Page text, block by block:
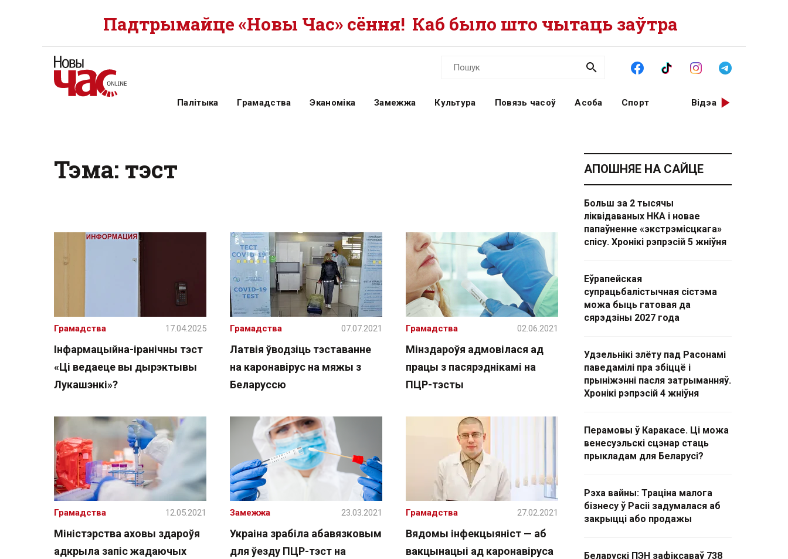
Падтрымайце «Новы Час» сёння! Каб было што чытаць заўтра
Палітыка Грамадства Эканоміка Замежжа Культура Повязь часоў Асоба Спорт Відэа
Тэма: тэст
Інфармацыйна-іранічны тэст
«Ці ведаеце вы дырэктывы
Лукашэнкі»?
Грамадства 17.04.2025
Латвія ўводзіць тэставанне
на каронавірус на мяжы з
Беларуссю
Грамадства 07.07.2021
Мінздароўя адмовілася ад
працы з пасярэднікамі на
ПЦР-тэсты
Грамадства 02.06.2021
Міністэрства аховы здароўя
адкрыла запіс жадаючых
Грамадства 12.05.2021
Украіна зрабіла абавязковым
для ўезду ПЦР-тэст на
Замежжа 23.03.2021
Вядомы інфекцыяніст — аб
вакцынацыі ад каронавіруса
Грамадства 27.02.2021
АПОШНЯЕ НА САЙЦЕ
Больш за 2 тысячы
ліквідаваных НКА і новае
папаўненне «экстрэмісцкага»
спісу. Хронікі рэпрэсій 5 жніўня
Еўрапейская
супрацьбалістычная сістэма
можа быць гатовая да
сярэдзіны 2027 года
Удзельнікі злёту пад Расонамі
паведамілі пра збіццё і
прыніжэнні пасля затрыманняў.
Хронікі рэпрэсій 4 жніўня
Перамовы ў Каракасе. Ці можа
венесуэльскі сцэнар стаць
прыкладам для Беларусі?
Рэха вайны: Траціна малога
бізнесу ў Расіі задумалася аб
закрыцці або продажы
Беларускі ПЭН зафіксаваў 738